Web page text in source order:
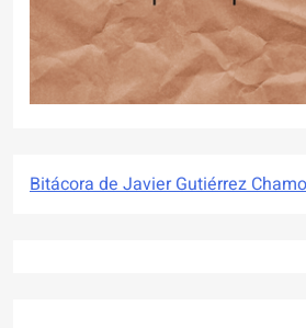
Bitácora de Javier Gutiérrez